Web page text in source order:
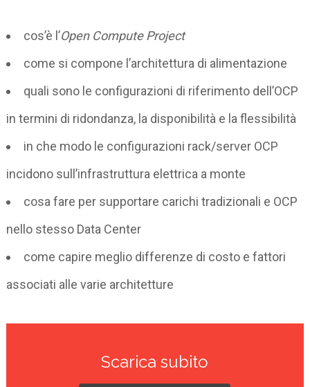
cos’è l’Open Compute Project
come si compone l’architettura di alimentazione
quali sono le configurazioni di riferimento dell’OCP
in termini di ridondanza, la disponibilità e la flessibilità
in che modo le configurazioni rack/server OCP
incidono sull’infrastruttura elettrica a monte
cosa fare per supportare carichi tradizionali e OCP
nello stesso Data Center
come capire meglio differenze di costo e fattori
associati alle varie architetture
Scarica subito